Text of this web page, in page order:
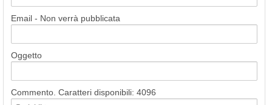
Email - Non verrà pubblicata
Oggetto
Commento. Caratteri disponibili: 4096